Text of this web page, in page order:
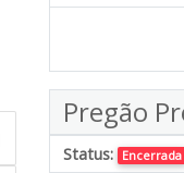
Pregão
Status: Encerrada